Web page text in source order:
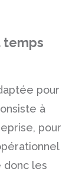
temps
pour
à
pour
donc les